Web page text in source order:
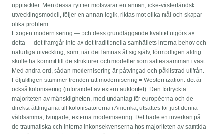
upptäckter. Men dessa rytmer motsvarar en annan, icke-västerländsk
utvecklingsmodell, följer en annan logik, riktas mot olika mål och skapar
olika problem.
Exogen modernisering — och dess grundläggande kvalitet utgörs av
detta — det framgår inte av det traditionella samhällets interna behov och
naturliga utveckling, som, när det lämnas åt sig själv, förmodligen aldrig
skulle ha kommit till de strukturer och modeller som sattes samman i väst .
Med andra ord, sådan modernisering är påtvingad och påklistrad utifrån.
Följaktligen stämmer trenden att modernisering = Westernization: det är
också kolonisering (införandet av extern auktoritet). Den förtryckta
majoriteten av mänskligheten, med undantag för européerna och de
direkta ättlingarna till kolonisatörerna i Amerika, utsattes för just denna
våldsamma, tvingade, externa modernisering. Det hade en inverkan på
de traumatiska och interna inkonsekvenserna hos majoriteten av samtida